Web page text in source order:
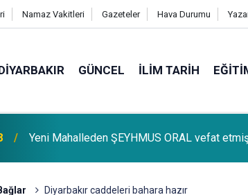
Namaz Vakitleri Gazeteler Hava Durumu
GÜNCEL İLIM TARIH
Çınar ilçemize bağlı Kûrik Köyünden MEYRİ
Diyarbakır caddeleri bahara hazır